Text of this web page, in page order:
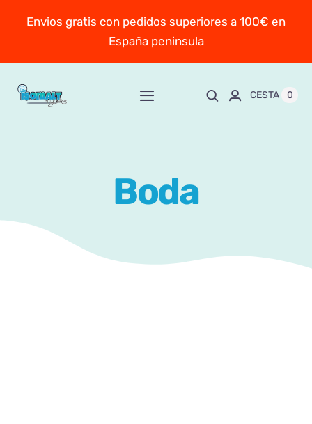
Envios gratis con pedidos superiores a 100€ en
España peninsula
Toggle
Personaliza y encarga
CESTA 0
Boda